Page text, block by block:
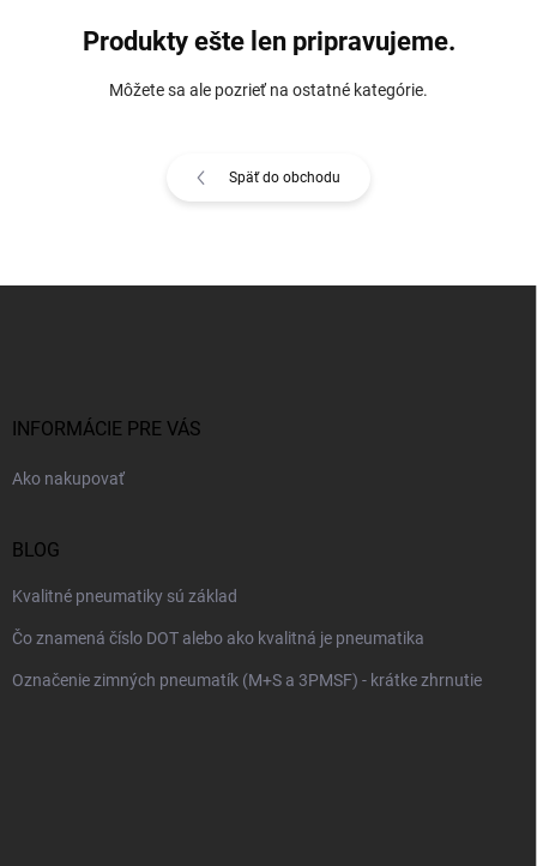
Produkty ešte len pripravujeme.
Môžete sa ale pozrieť na ostatné kategórie.
Späť do obchodu
INFORMÁCIE PRE VÁS
Ako nakupovať
BLOG
Kvalitné pneumatiky sú základ
Čo znamená číslo DOT alebo ako kvalitná je pneumatika
Označenie zimných pneumatík (M+S a 3PMSF) - krátke zhrnutie